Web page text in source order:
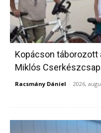
Kopácson táborozott
Miklós
Racsmány Dániel - 2026,